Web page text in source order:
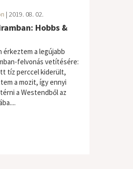
| 2019. 08. 02.
Hobbs &
érkeztem a legújabb
felvonás vetítésére:
tíz perccel kiderült,
a mozit, így ennyi
a Westendből az